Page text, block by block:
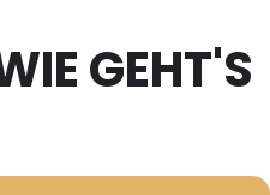
GEHT'S